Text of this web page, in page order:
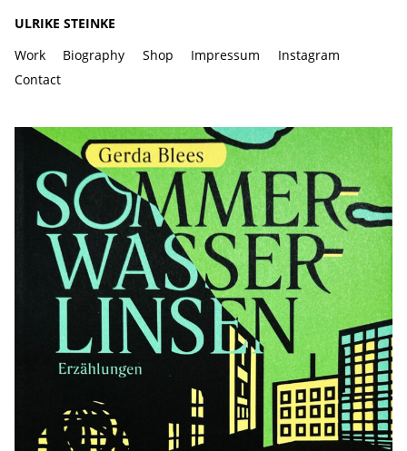
ULRIKE STEINKE
Work
Biography Shop Impressum
Instagram
Contact